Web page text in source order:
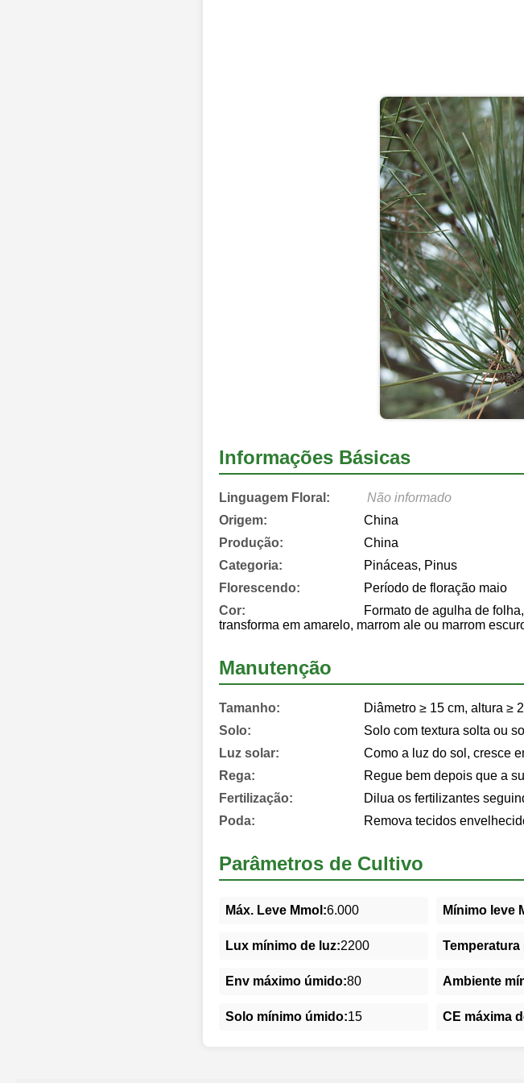
Informações Básicas
Linguagem Floral:
Não informado
Origem:
China
Produção:
China
Categoria:
Pináceas, Pinus
Florescendo:
Período de floração maio
Cor:
Formato de agulha de
transforma em amarelo, marrom ale ou marrom
Manutenção
Tamanho:
Diâmetro ≥ 15 cm, altura ≥
Solo:
Solo com textura solta ou
Luz solar:
Como a luz do sol, cresce
Rega:
Regue bem depois que a
Fertilização:
Dilua os fertilizantes
Poda:
Remova tecidos
Parâmetros de Cultivo
Máx. Leve Mmol:6.000 Mínimo leve
Lux mínimo de luz:2200 Temperatura
Env máximo úmido:80 Ambiente
Solo mínimo úmido:15 CE máxima